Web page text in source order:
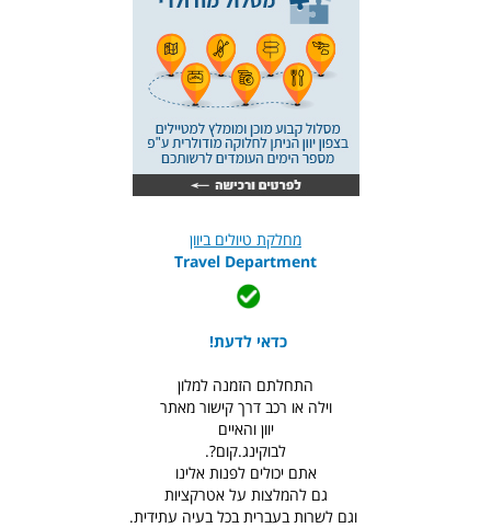
מחלקת טיולים ביוון
Travel Department
כדאי לדעת!
התחלתם הזמנה למלון
וילה או רכב דרך קישור מאתר
יוון והאיים
לבוקינג.קום?.
אתם יכולים לפנות אלינו
גם להמלצות על אטרקציות
וגם לשרות בעברית בכל בעיה עתידית.